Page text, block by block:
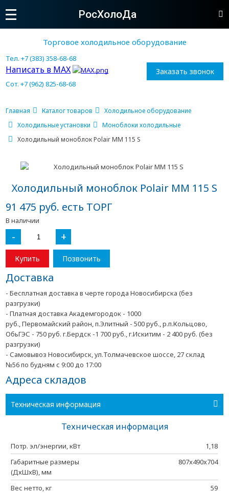
РосХолоДа
Торговое холодильное оборудование
Тел. +7 (383) 358-68-68
Написать в MAX
Сот. +7 (962) 825-68-68
Заказать звонок
Главная Каталог товаров
Холодильное оборудование
Холодильные установки
Моноблоки холодильные
Холодильный моноблок Polair MM 115 S
Холодильный моноблок Polair MM 115 S
91 475 руб. есть ТОРГ
В наличии
- +
Купить Позвонить
Доставка
- Бесплатная доставка в черте города Новосибирска (без
разгрузки)
- Платная доставка Академгородок - 1000
руб., Первомайский район, п.Элитный - 500 руб., р.п.Кольцово,
ОбьГЭС - 750 руб. г.Бердск -1 700 руб., г.Искитим - 2 400 руб. (без
разгрузки)
- Самовывоз Новосибирск, ул.Толмачевское шоссе, 27 склад
№56 по будням с 9:00 до 17:00
Адреса складов
Техническая информация
Техническая информация
Потр. эл/энергии, кВт
1,18
Габаритные размеры
(ДхШхВ), мм
807x490x704
Вес нетто, кг
59